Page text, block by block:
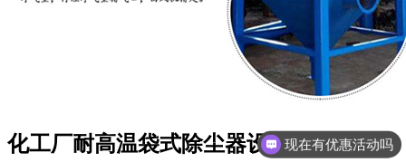
化工厂耐高温袋式除尘器设备工作原理：
现在有优惠活动吗